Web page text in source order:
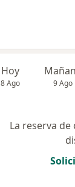
Hoy
8 Ago 9 Ago
La reserva